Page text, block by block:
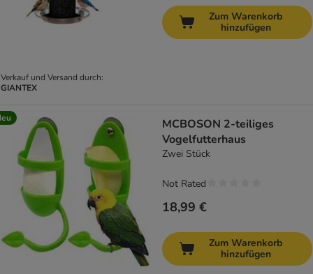
Verkauf und Versand durch:
GIANTEX
Zum Warenkorb
hinzufügen
MCBOSON 2-teiliges
Vogelfutterhaus
Zwei Stück
18,99 €
Not Rated
Zum Warenkorb
hinzufügen